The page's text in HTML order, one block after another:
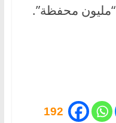
“مليون محفظة”.
192